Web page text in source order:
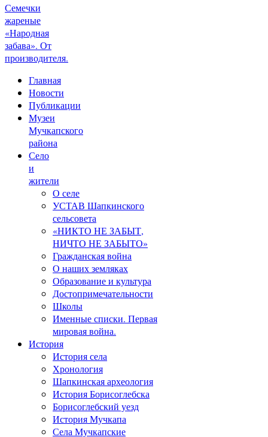
Семечки
жареные
«Народная
забава». От
производителя.
Главная
Новости
Публикации
Музеи
Мучкапского
района
Село
и
жители
О селе
УСТАВ Шапкинского
сельсовета
«НИКТО НЕ ЗАБЫТ,
НИЧТО НЕ ЗАБЫТО»
Гражданская война
О наших земляках
Образование и культура
Достопримечательности
Школы
Именные списки. Первая
мировая война.
История
История села
Хронология
Шапкинская археология
История Борисоглебска
Борисоглебский уезд
История Мучкапа
Села Мучкапские